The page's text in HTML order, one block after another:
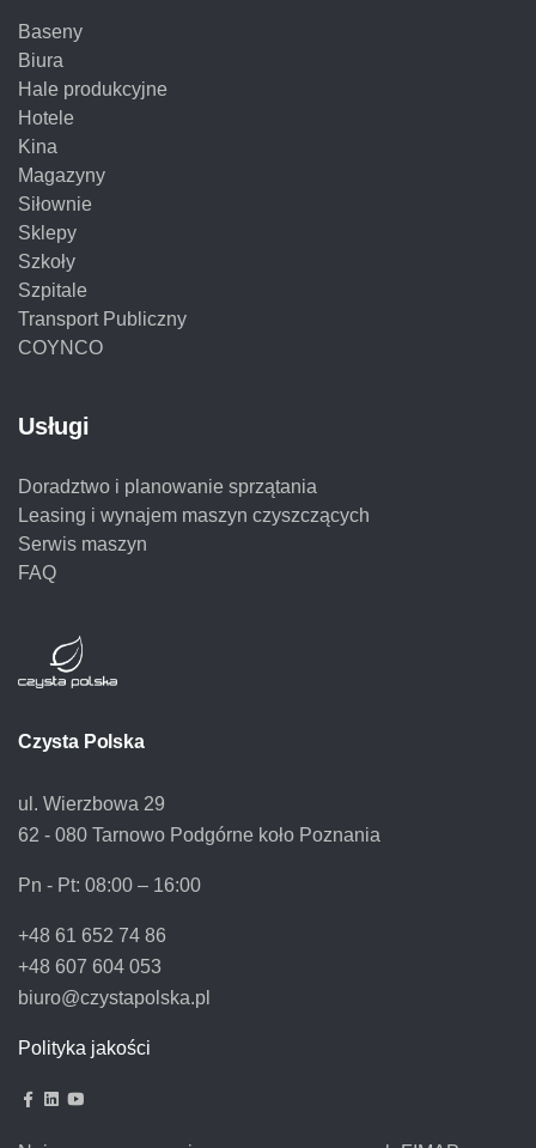
Baseny
Biura
Hale produkcyjne
Hotele
Kina
Magazyny
Siłownie
Sklepy
Szkoły
Szpitale
Transport Publiczny
COYNCO
Usługi
Doradztwo i planowanie sprzątania
Leasing i wynajem maszyn czyszczących
Serwis maszyn
FAQ
Czysta Polska
ul. Wierzbowa 29
62 - 080 Tarnowo Podgórne koło Poznania
Pn - Pt: 08:00 – 16:00
+48 61 652 74 86
+48 607 604 053
biuro@czystapolska.pl
Polityka jakości